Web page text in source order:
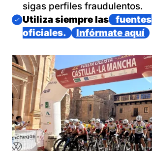
sigas perfiles fraudulentos.
Imagen
Utiliza siempre las
fuentes
oficiales.
Infórmate aquí